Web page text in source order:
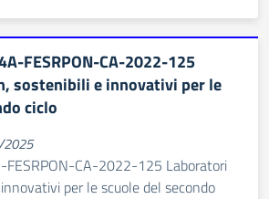
FESRPON-CA-2022-125
sostenibili e innovativi per le
ciclo
2025
FESRPON-CA-2022-125 Laboratori
per le scuole del secondo